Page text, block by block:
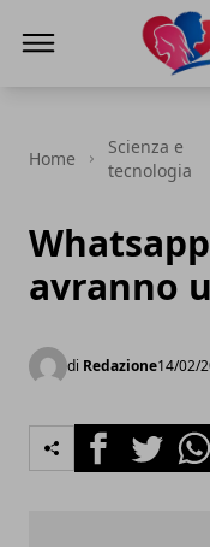
Home
Scienza e
tecnologia
avranno
di Redazione14/02/
FacebookTwitter